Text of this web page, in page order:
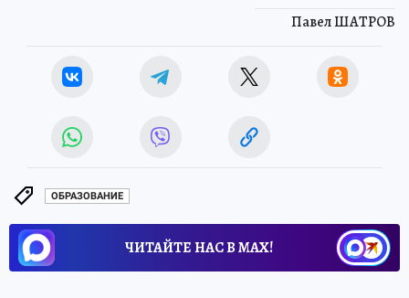
Павел ШАТРОВ
ОБРАЗОВАНИЕ
ЧИТАЙТЕ НАС В МАХ!